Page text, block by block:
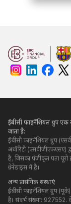
ईबीसी फाइनेंशियल ग्रुप एक
जाता है:
ईबीसी फाइनेंशियल ग्रुप
अथॉरिटी
है, जिसका पंजीकृत पता यूरो
ग्रेनेडाइंस में है।
अन्य प्रासंगिक संस्थाएं
ईबीसी फाइनेंशियल ग्रुप (यूके)
है। संदर्भ संख्या: 927552.